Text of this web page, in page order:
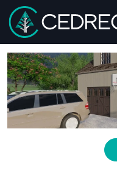
Cedreo